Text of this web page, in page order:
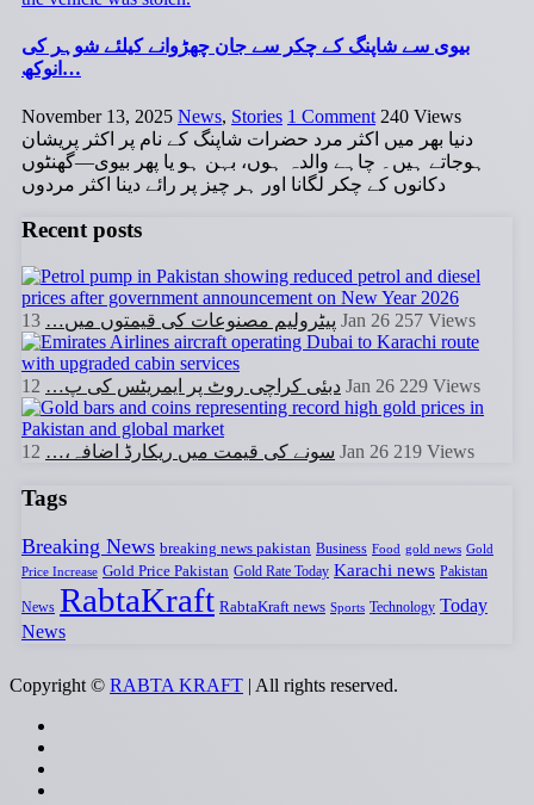
بیوی سے شاپنگ کے چکر سے جان چھڑوانے کیلئے شوہر کی
انوکھ…
November 13, 2025 News, Stories 1 Comment 240 Views
دنیا بھر میں اکثر مرد حضرات شاپنگ کے نام پر اکثر پریشان
ہوجاتے ہیں۔ چاہے والدہ ہوں، بہن ہو یا پھر بیوی—گھنٹوں
دکانوں کے چکر لگانا اور ہر چیز پر رائے دینا اکثر مردوں
Recent posts
پیٹرولیم مصنوعات کی قیمتوں میں… 13 Jan 26 257 Views
دبئی کراچی روٹ پر ایمریٹس کی پ… 12 Jan 26 229 Views
سونے کی قیمت میں ریکارڈ اضافہ،… 12 Jan 26 219 Views
Tags
Breaking News breaking news pakistan Business Food gold news Gold
Price Increase Gold Price Pakistan Gold Rate Today Karachi news Pakistan
News RabtaKraft RabtaKraft news Sports Technology Today
News
Copyright © RABTA KRAFT | All rights reserved.